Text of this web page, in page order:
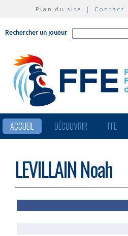
Plan du site | Contact
Rechercher un joueur
ACCUEIL DÉCOUVRIR FFE
LEVILLAIN Noah